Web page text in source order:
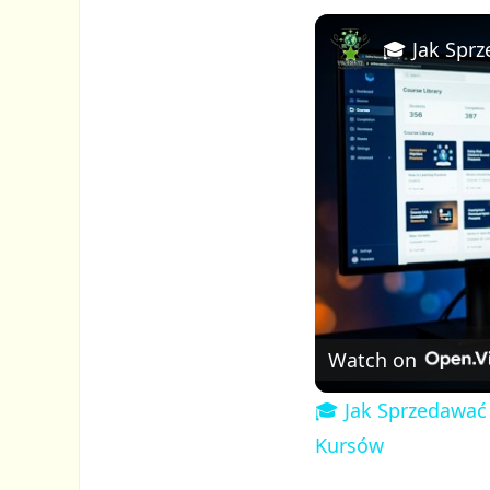
Watch on
🎓 Jak
Kursów